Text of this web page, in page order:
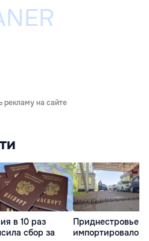
рекламу на сайте
в 10 раз
сбор за
Приднестровье
импортировало